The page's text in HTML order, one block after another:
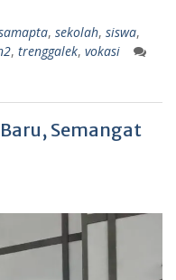
, sekolah, siswa,
, trenggalek, vokasi
Semangat